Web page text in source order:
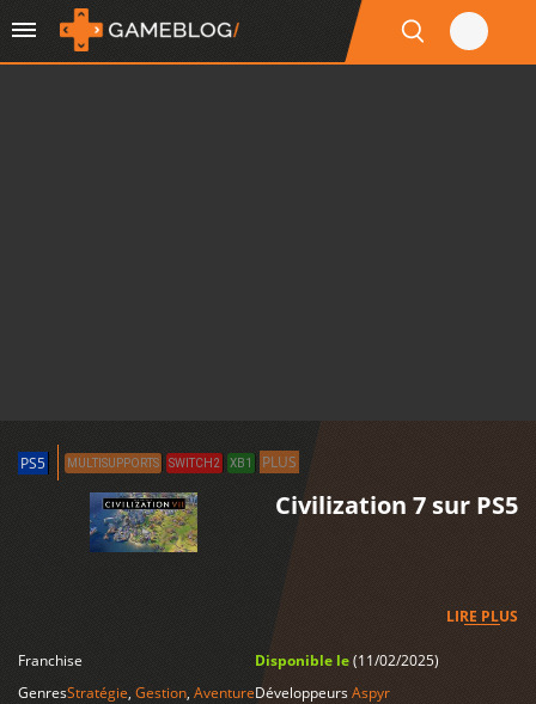
PS5 MULTISUPPORTS SWITCH2 XB1 PLUS
Civilization 7 sur PS5
LIRE PLUS
Franchise
GenresStratégie, Gestion, Aventure
Disponible le(11/02/2025)
DéveloppeursAspyr